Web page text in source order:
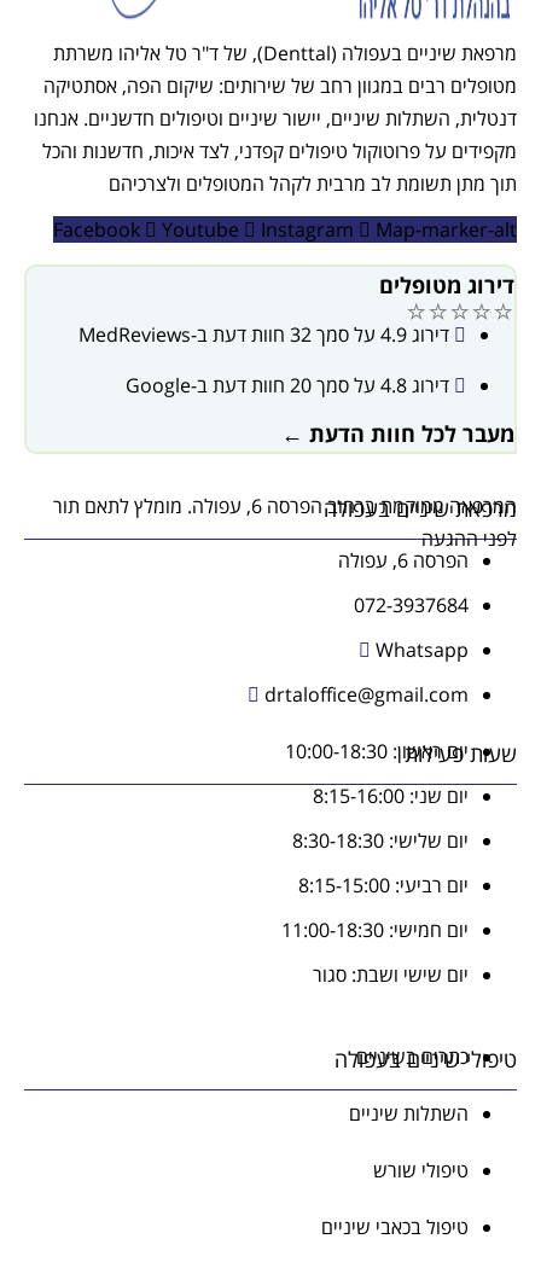
מרפאת שיניים בעפולה (Denttal), של ד"ר טל אליהו משרתת
מטופלים רבים במגוון רחב של שירותים: שיקום הפה, אסתטיקה
דנטלית, השתלות שיניים, יישור שיניים וטיפולים חדשניים. אנחנו
מקפידים על פרוטוקול טיפולים קפדני, לצד איכות, חדשנות והכל
תוך מתן תשומת לב מרבית לקהל המטופלים ולצרכיהם
Facebook
Youtube Instagram Map-marker-alt
דירוג מטופלים
⭐⭐⭐⭐⭐
דירוג 4.9 על סמך 32 חוות דעת ב-MedReviews
דירוג 4.8 על סמך 20 חוות דעת ב-Google
מעבר לכל חוות הדעת ←
מרפאת שיניים בעפולה
המרפאה ממוקמת ברחוב הפרסה 6, עפולה. מומלץ לתאם תור
לפני ההגעה
הפרסה 6, עפולה
072-3937684
Whatsapp
drtaloffice@gmail.com
שעות פעילות
יום ראשון: 10:00-18:30
יום שני: 8:15-16:00
יום שלישי: 8:30-18:30
יום רביעי: 8:15-15:00
יום חמישי: 11:00-18:30
יום שישי ושבת: סגור
טיפולי שיניים בעפולה
כתרים בשיניים
השתלות שיניים
טיפולי שורש
טיפול בכאבי שיניים